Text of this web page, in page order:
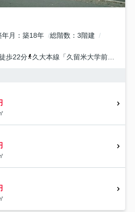
年月 築18年 総階数
3階建
歩22分 久大本線 「久留米大学前